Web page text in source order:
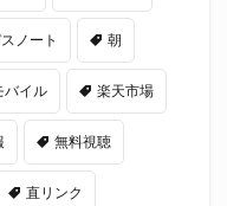
ノート 朝
バイル 楽天市場
無料視聴
直リンク